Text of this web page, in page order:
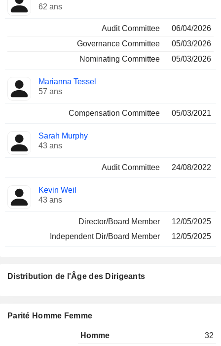
62 ans
Audit Committee
06/04/2026
Governance Committee
05/03/2026
Nominating Committee
05/03/2026
Marianna Tessel
57 ans
Compensation Committee 05/03/2021
Sarah Murphy
43 ans
Audit Committee 24/08/2022
Kevin Weil
43 ans
Director/Board Member
12/05/2025
Independent Dir/Board Member
12/05/2025
Distribution de l'Âge des Dirigeants
Parité Homme Femme
Homme
32